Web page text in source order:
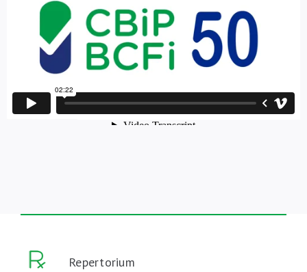
Repertorium